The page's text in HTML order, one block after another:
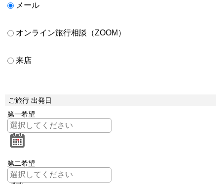
メール
オンライン旅行相談（ZOOM）
来店
ご旅行 出発日
第一希望
第二希望